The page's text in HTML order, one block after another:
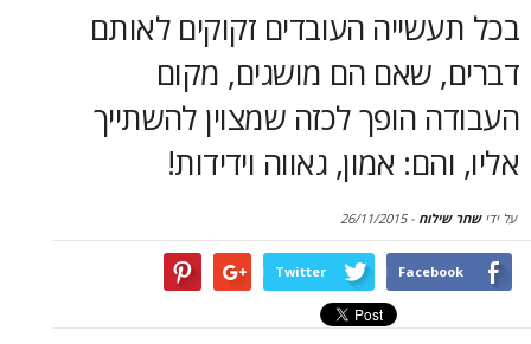
העובדים זקוקים לאותם
שאם הם מושגים, מקום
הופך לכזה שמצוין להשתייך
אמון, גאווה וידידות!
-
26/11/2015
Twitter